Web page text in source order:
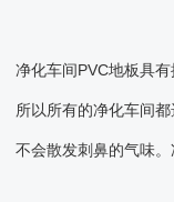
净化车间PVC地板具
所以所有的净化车间
不会散发刺鼻的气味